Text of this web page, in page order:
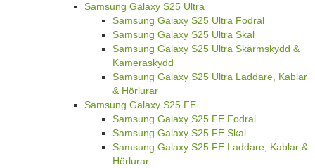
Samsung Galaxy S25 Ultra
Samsung Galaxy S25 Ultra Fodral
Samsung Galaxy S25 Ultra Skal
Samsung Galaxy S25 Ultra Skärmskydd &
Kameraskydd
Samsung Galaxy S25 Ultra Laddare, Kablar
& Hörlurar
Samsung Galaxy S25 FE
Samsung Galaxy S25 FE Fodral
Samsung Galaxy S25 FE Skal
Samsung Galaxy S25 FE Laddare, Kablar &
Hörlurar